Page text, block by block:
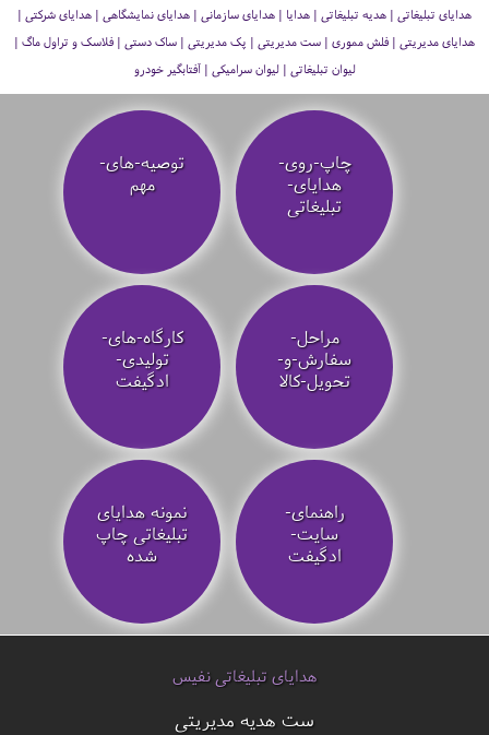
هدایای تبلیغاتی | هدیه تبلیغاتی | هدایا | هدایای سازمانی | هدایای نمایشگاهی | هدایای شرکتی |
هدایای مدیریتی | فلش مموری | ست مدیریتی | پک مدیریتی | ساک دستی | فلاسک و تراول ماگ |
لیوان تبلیغاتی | لیوان سرامیکی | آفتابگیر خودرو
چاپ-روی-
هدایای-
تبلیغاتی
توصیه‌-های-
مهم
مراحل-
سفارش-و-
تحویل-کالا
کارگاه-های-
تولیدی-
ادگیفت
راهنمای-
سایت-
ادگیفت
نمونه هدایای
تبلیغاتی چاپ
شده
هدایای تبلیغاتی نفیس
ست هدیه مدیریتی